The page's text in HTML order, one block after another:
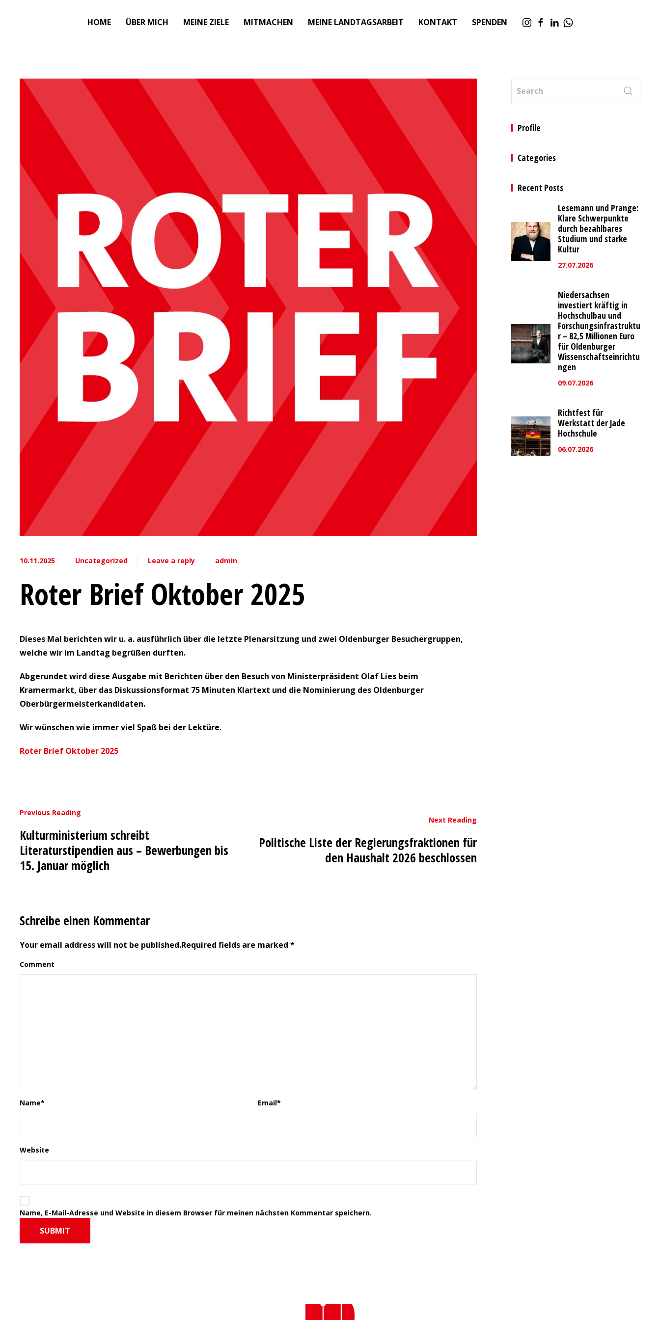
HOME ÜBER MICH MEINE ZIELE MITMACHEN MEINE LANDTAGSARBEIT KONTAKT SPENDEN
10.11.2025 Uncategorized Leave a reply admin
Roter Brief Oktober 2025
Dieses Mal berichten wir u. a. ausführlich über die letzte Plenarsitzung und zwei Oldenburger Besuchergruppen,
welche wir im Landtag begrüßen durften.
Abgerundet wird diese Ausgabe mit Berichten über den Besuch von Ministerpräsident Olaf Lies beim
Kramermarkt, über das Diskussionsformat 75 Minuten Klartext und die Nominierung des Oldenburger
Oberbürgermeisterkandidaten.
Wir wünschen wie immer viel Spaß bei der Lektüre.
Roter Brief Oktober 2025
Previous Reading
Kulturministerium schreibt
Literaturstipendien aus – Bewerbungen bis
15. Januar möglich
Next Reading
Politische Liste der Regierungsfraktionen für
den Haushalt 2026 beschlossen
Schreibe einen Kommentar
Your email address will not be published.Required fields are marked *
Comment
Name* Email*
Website
Name, E-Mail-Adresse und Website in diesem Browser für meinen nächsten Kommentar speichern.
SUBMIT
Profile
Categories
Recent Posts
Lesemann und Prange:
Klare Schwerpunkte
durch bezahlbares
Studium und starke
Kultur
27.07.2026
Niedersachsen
investiert kräftig in
Hochschulbau und
Forschungsinfrastruktu
r – 82,5 Millionen Euro
für Oldenburger
Wissenschaftseinrichtu
ngen
09.07.2026
Richtfest für
Werkstatt der Jade
Hochschule
06.07.2026